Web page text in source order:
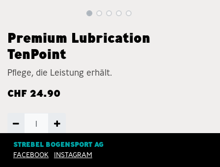
Premium Lubrication
TenPoint
Pflege, die Leistung erhält.
CHF 24.90
ZUM WARENKORB
STREBEL BOGENSPORT AG
FACEBOOK
INSTAGRAM